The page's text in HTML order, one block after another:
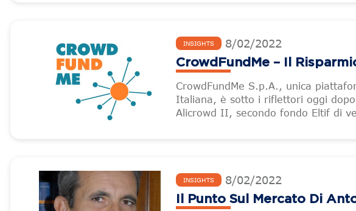
INSIGHTS 8/02/2022
CrowdFundMe – Il
CrowdFundMe S.p.A., unica
Italiana, è sotto i riflettori oggi
Alicrowd II, secondo fondo Eltif di
INSIGHTS 8/02/2022
Il Punto Sul Mercato Di